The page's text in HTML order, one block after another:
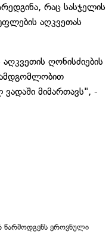
რაც სასჯელის
აღკვეთას
ღონისძიების
მიმართავს", -
წარმოდგენს ეროვნული